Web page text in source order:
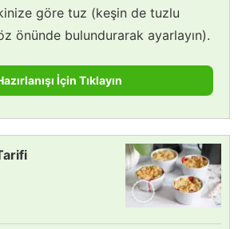
göre tuz (keşin de tuzlu
önünde bulundurarak ayarlayın).
İçin Tıklayın